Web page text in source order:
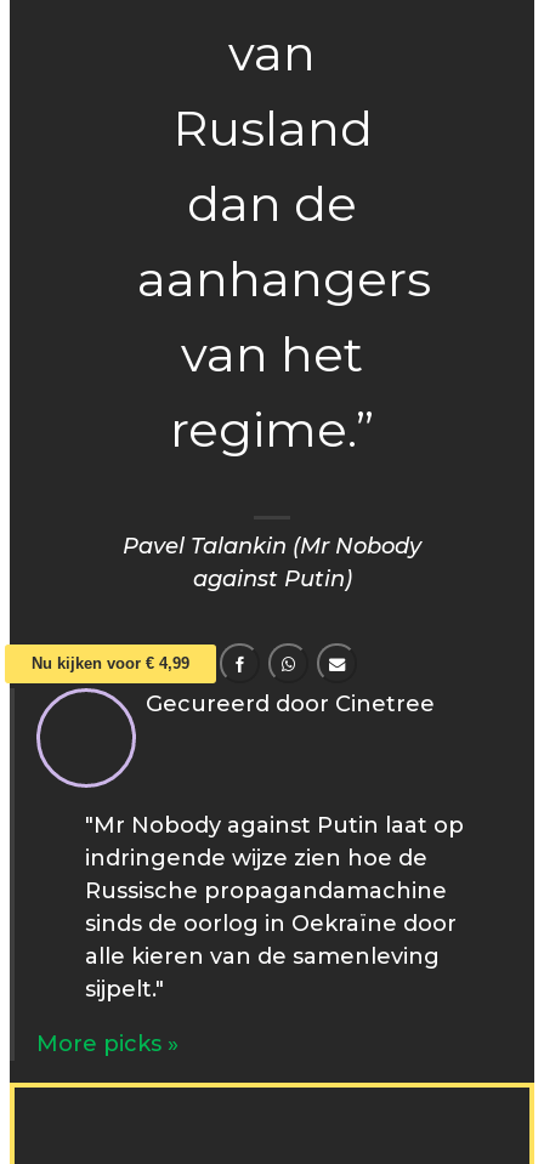
van
Rusland
dan de
aanhangers
van het
regime.”
Pavel Talankin (Mr Nobody
against Putin)
Nu kijken voor € 4,99
Gecureerd door Cinetree
"Mr Nobody against Putin laat op
indringende wijze zien hoe de
Russische propagandamachine
sinds de oorlog in Oekraïne door
alle kieren van de samenleving
sijpelt."
More picks